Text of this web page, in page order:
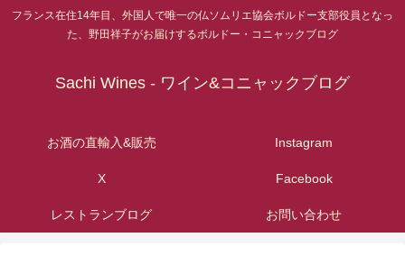
フランス在住14年目、外国人で唯一の仏ソムリエ協会ボルドー支部役員となっ
た、野田祥子がお届けするボルドー・コニャックブログ
Sachi Wines - ワイン&コニャックブログ
お酒の直輸入&販売 Instagram
X Facebook
レストランブログ お問い合わせ